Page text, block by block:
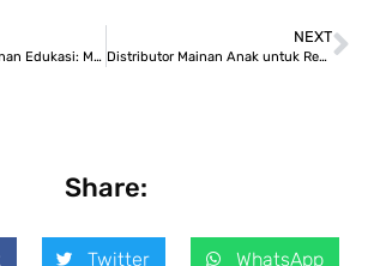
Peluang Bisnis Mainan Edukasi: Masih Menjanjikan untuk Reseller dan Toko?
NEXT
Distributor Mainan Anak untuk Reseller
Share:
Twitter WhatsApp